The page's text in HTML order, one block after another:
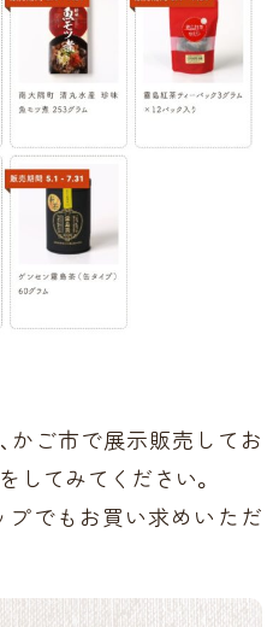
かご市で展示販売してお
してみてください。
プでもお買い求めいただ